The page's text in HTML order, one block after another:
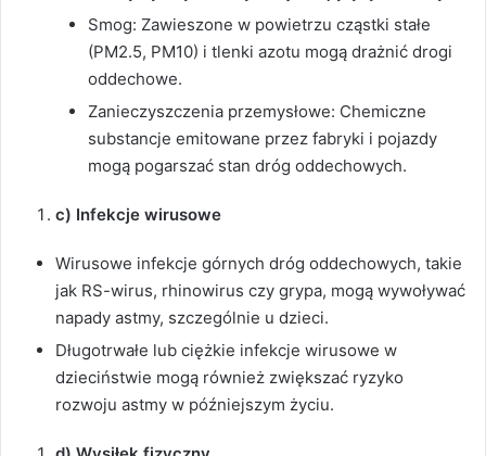
Smog: Zawieszone w powietrzu cząstki stałe
(PM2.5, PM10) i tlenki azotu mogą drażnić drogi
oddechowe.
Zanieczyszczenia przemysłowe: Chemiczne
substancje emitowane przez fabryki i pojazdy
mogą pogarszać stan dróg oddechowych.
c) Infekcje wirusowe
Wirusowe infekcje górnych dróg oddechowych, takie
jak RS-wirus, rhinowirus czy grypa, mogą wywoływać
napady astmy, szczególnie u dzieci.
Długotrwałe lub ciężkie infekcje wirusowe w
dzieciństwie mogą również zwiększać ryzyko
rozwoju astmy w późniejszym życiu.